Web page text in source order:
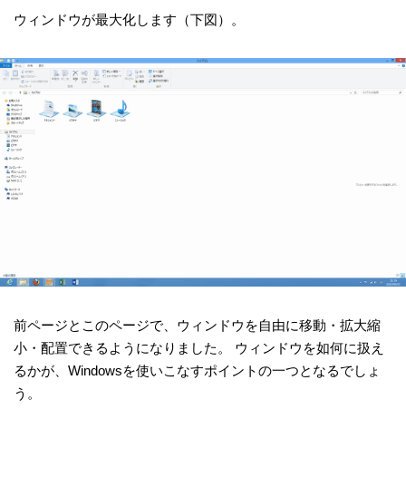
ウィンドウが最大化します（下図）。
前ページとこのページで、ウィンドウを自由に移動・拡大縮
小・配置できるようになりました。 ウィンドウを如何に扱え
るかが、Windowsを使いこなすポイントの一つとなるでしょ
う。